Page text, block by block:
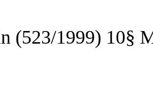
(523/1999) 10§